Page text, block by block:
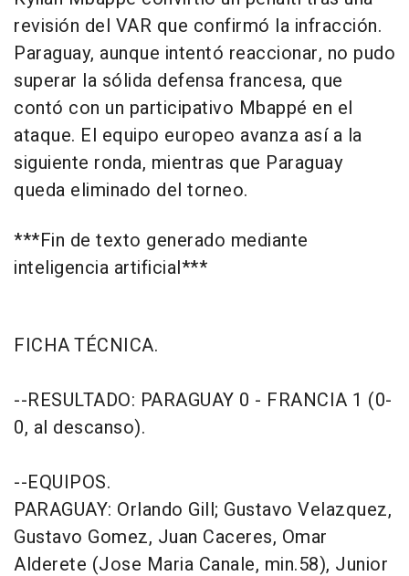
revisión del VAR que confirmó la infracción.
Paraguay, aunque intentó reaccionar, no pudo
superar la sólida defensa francesa, que
contó con un participativo Mbappé en el
ataque. El equipo europeo avanza así a la
siguiente ronda, mientras que Paraguay
queda eliminado del torneo.
***Fin de texto generado mediante
inteligencia artificial***
FICHA TÉCNICA.
--RESULTADO: PARAGUAY 0 - FRANCIA 1 (0-
0, al descanso).
--EQUIPOS.
PARAGUAY: Orlando Gill; Gustavo Velazquez,
Gustavo Gomez, Juan Caceres, Omar
Alderete (Jose Maria Canale, min.58), Junior